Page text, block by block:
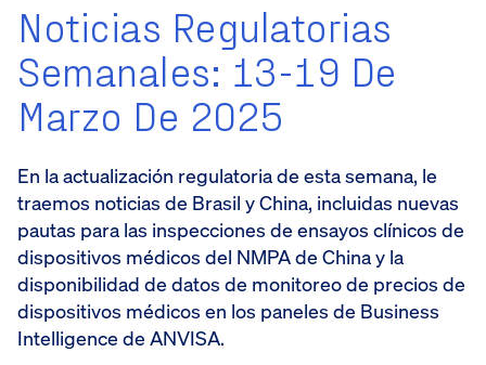
Noticias Regulatorias
Semanales: 13-19 De
Marzo De 2025
En la actualización regulatoria de esta semana, le
traemos noticias de Brasil y China, incluidas nuevas
pautas para las inspecciones de ensayos clínicos de
dispositivos médicos del NMPA de China y la
disponibilidad de datos de monitoreo de precios de
dispositivos médicos en los paneles de Business
Intelligence de ANVISA.